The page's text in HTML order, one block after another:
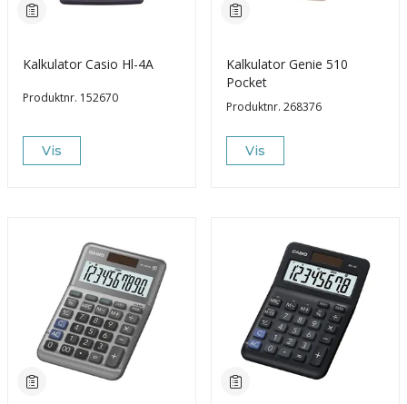
Kalkulator Casio Hl-4A
Produktnr. 152670
Vis
Kalkulator Genie 510
Pocket
Produktnr. 268376
Vis